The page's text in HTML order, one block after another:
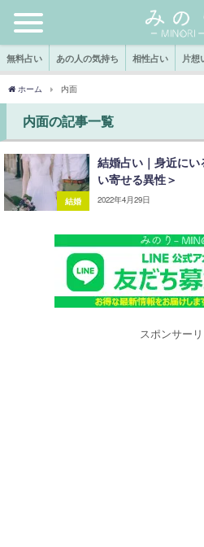
無料占い あの人の気持ち 相性占い 片想
ホーム 内面
内面の記事一覧
結婚
結婚占い｜身近に
い寄せる異性＞
2022年4月29日
スポンサー